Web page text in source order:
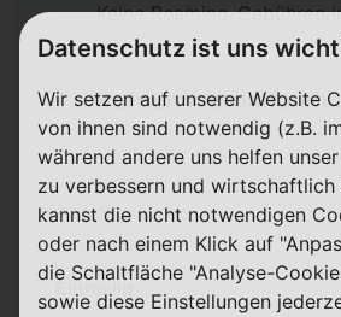
Keine Roaming-Gebühren
Von einem anderen
Anschlusspreis
Versandkosten
Einmalig
Datenschutz ist uns
Wir setzen auf unserer Website
von ihnen sind notwendig (z.B.
während andere uns helfen
zu verbessern und wirtschaftlich
kannst die nicht notwendigen
oder nach einem Klick auf
die Schaltfläche "Analyse-
sowie diese Einstellungen